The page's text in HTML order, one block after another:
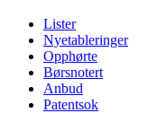
Lister
Nyetableringer
Opphørte
Børsnotert
Anbud
Patentsok